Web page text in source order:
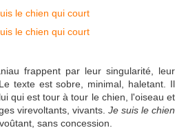
frappent par leur singularité, leur
texte est sobre, minimal, haletant. Il
qui est tour à tour le chien, l'oiseau et
virevoltants, vivants. Je suis le chien
sans concession.